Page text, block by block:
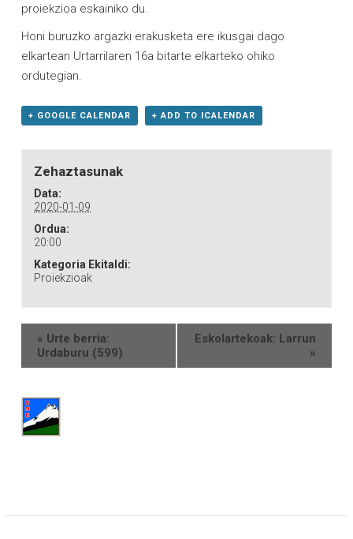
proiekzioa eskainiko du.
Honi buruzko argazki erakusketa ere ikusgai dago
elkartean Urtarrilaren 16a bitarte elkarteko ohiko
ordutegian.
+ GOOGLE CALENDAR + ADD TO ICALENDAR
Zehaztasunak
Data:
2020-01-09
Ordua:
20:00
Kategoria Ekitaldi:
Proiekzioak
« Urte berria:
Urdaburu (599)
Eskolartekoak: Larrun
»